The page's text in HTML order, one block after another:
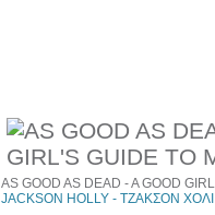
AS GOOD AS DEAD - A GOOD
JACKSON HOLLY - ΤΖΑΚΣΟΝ ΧΟΛΙ